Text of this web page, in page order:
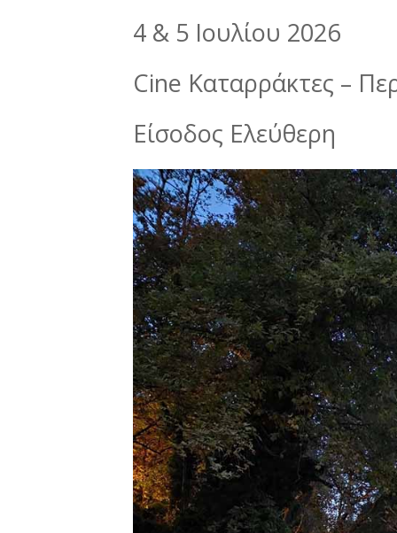
4 & 5 Ιουλίου 2026
Cine Καταρράκτες –
Είσοδος Ελεύθερη